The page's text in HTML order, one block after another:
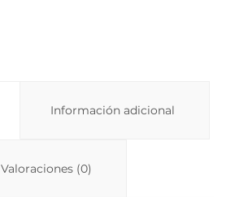
Información adicional
Valoraciones (0)